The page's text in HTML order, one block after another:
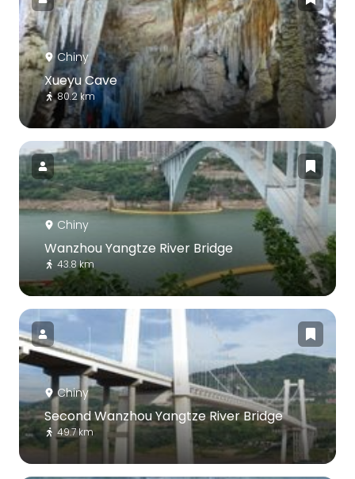
Chiny
Xueyu Cave
80.2 km
Chiny
Wanzhou Yangtze River Bridge
43.8 km
Chiny
Second Wanzhou Yangtze River Bridge
49.7 km